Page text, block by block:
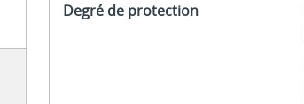
Degré de protection